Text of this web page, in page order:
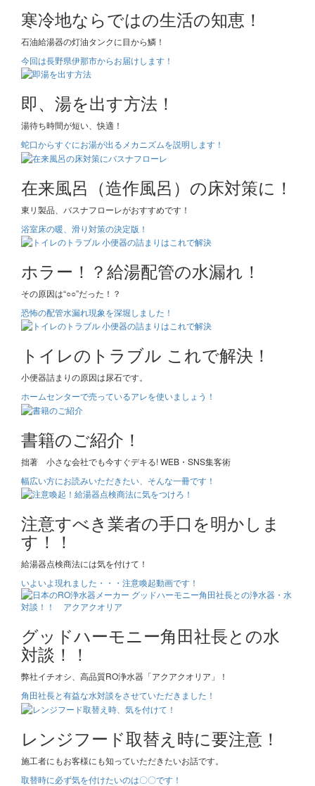
寒冷地ならではの生活の知恵！
石油給湯器の灯油タンクに目から鱗！
今回は長野県伊那市からお届けします！
即、湯を出す方法！
湯待ち時間が短い、快適！
蛇口からすぐにお湯が出るメカニズムを説明します！
在来風呂（造作風呂）の床対策に！
東リ製品、バスナフローレがおすすめです！
浴室床の暖、滑り対策の決定版！
ホラー！？給湯配管の水漏れ！
その原因は“○○”だった！？
恐怖の配管水漏れ現象を深堀しました！
トイレのトラブル これで解決！
小便器詰まりの原因は尿石です。
ホームセンターで売っているアレを使いましょう！
書籍のご紹介！
拙著 小さな会社でも今すぐデキる! WEB・SNS集客術
幅広い方にお読みいただきたい、そんな一冊です！
注意すべき業者の手口を明かしま
す！！
給湯器点検商法には気を付けて！
いよいよ現れました・・・注意喚起動画です！
グッドハーモニー角田社長との水
対談！！
弊社イチオシ、高品質RO浄水器「アクアクオリア」！
角田社長と有益な水対談をさせていただきました！
レンジフード取替え時に要注意！
施工者にもお客様にも知っていただきたいお話です。
取替時に必ず気を付けたいのは〇〇です！